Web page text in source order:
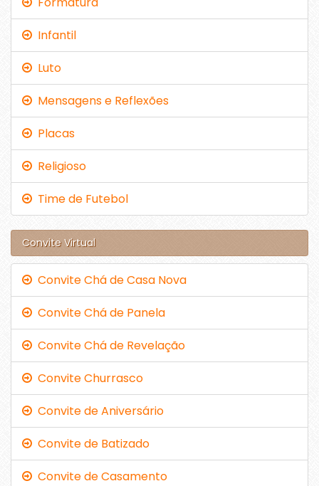
Infantil
Luto
Mensagens e Reflexões
Placas
Religioso
Time de Futebol
Convite Virtual
Convite Chá de Casa Nova
Convite Chá de Panela
Convite Chá de Revelação
Convite Churrasco
Convite de Aniversário
Convite de Batizado
Convite de Casamento